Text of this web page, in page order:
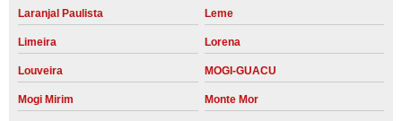
Laranjal Paulista Leme
Limeira Lorena
Louveira MOGI-GUACU
Mogi Mirim Monte Mor